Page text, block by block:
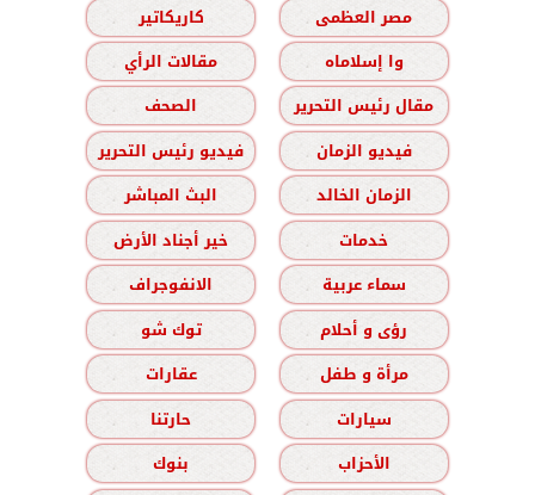
مصر العظمى
كاريكاتير
وا إسلاماه
مقالات الرأي
مقال رئيس التحرير
الصحف
فيديو الزمان
فيديو رئيس التحرير
الزمان الخالد
البث المباشر
خدمات
خير أجناد الأرض
سماء عربية
الانفوجراف
رؤى و أحلام
توك شو
مرأة و طفل
عقارات
سيارات
حارتنا
الأحزاب
بنوك